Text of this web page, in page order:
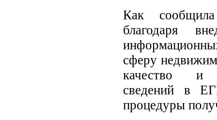
Как сообщила
благодаря
сферу
качество и
сведений в
процедуры